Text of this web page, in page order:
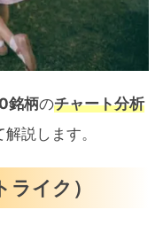
銘柄のチャート分析
説します。
イク）